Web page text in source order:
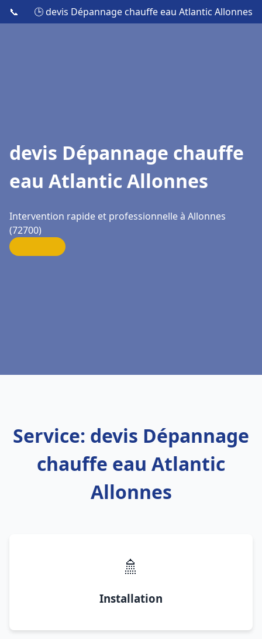
📞 🕒 devis Dépannage chauffe eau Atlantic Allonnes
devis Dépannage chauffe
eau Atlantic Allonnes
Intervention rapide et professionnelle à Allonnes
(72700)
Service: devis Dépannage
chauffe eau Atlantic
Allonnes
🚿
Installation